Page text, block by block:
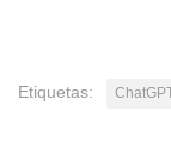
Etiquetas: